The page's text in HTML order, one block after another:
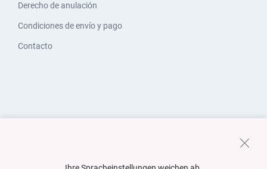
Derecho de anulación
Condiciones de envío y pago
Contacto